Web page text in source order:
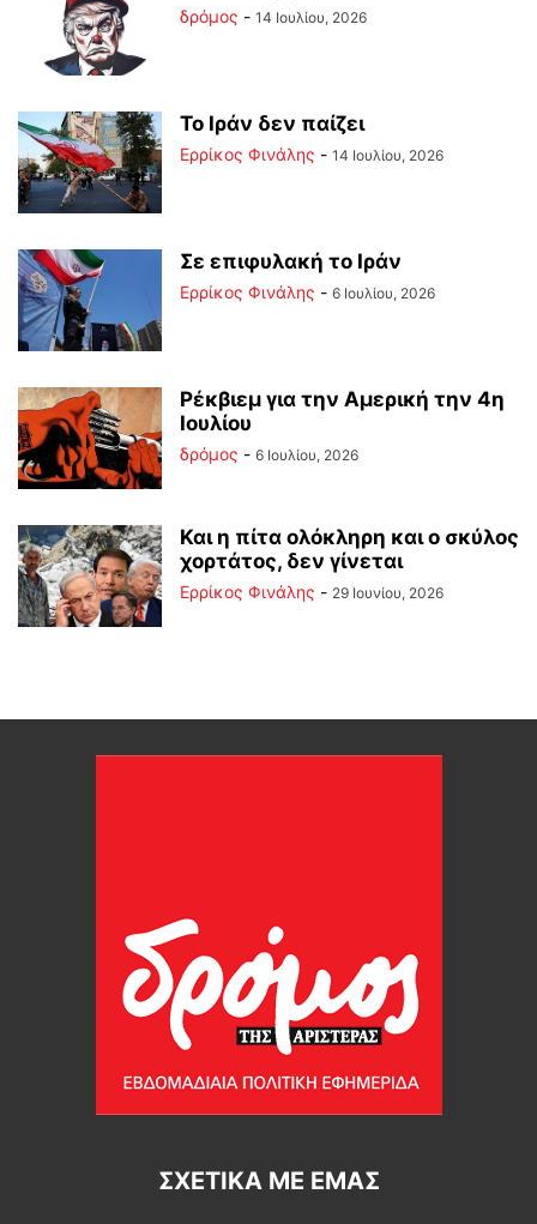
δρόμος - 14 Ιουλίου, 2026
Το Ιράν δεν παίζει
Ερρίκος Φινάλης - 14 Ιουλίου, 2026
Σε επιφυλακή το Ιράν
Ερρίκος Φινάλης - 6 Ιουλίου, 2026
Ρέκβιεμ για την Αμερική την 4η
Ιουλίου
δρόμος - 6 Ιουλίου, 2026
Και η πίτα ολόκληρη και ο σκύλος
χορτάτος, δεν γίνεται
Ερρίκος Φινάλης - 29 Ιουνίου, 2026
ΣΧΕΤΙΚΆ ΜΕ ΕΜΆΣ